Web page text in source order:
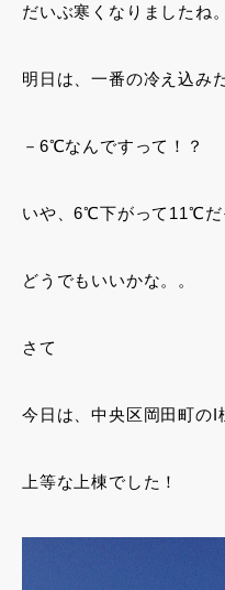
だいぶ寒くなりましたね。
明日は、一番の冷え込み
－6℃なんですって！？
いや、6℃下がって11℃だ
どうでもいいかな。。
さて
今日は、中央区岡田町のI
上等な上棟でした！